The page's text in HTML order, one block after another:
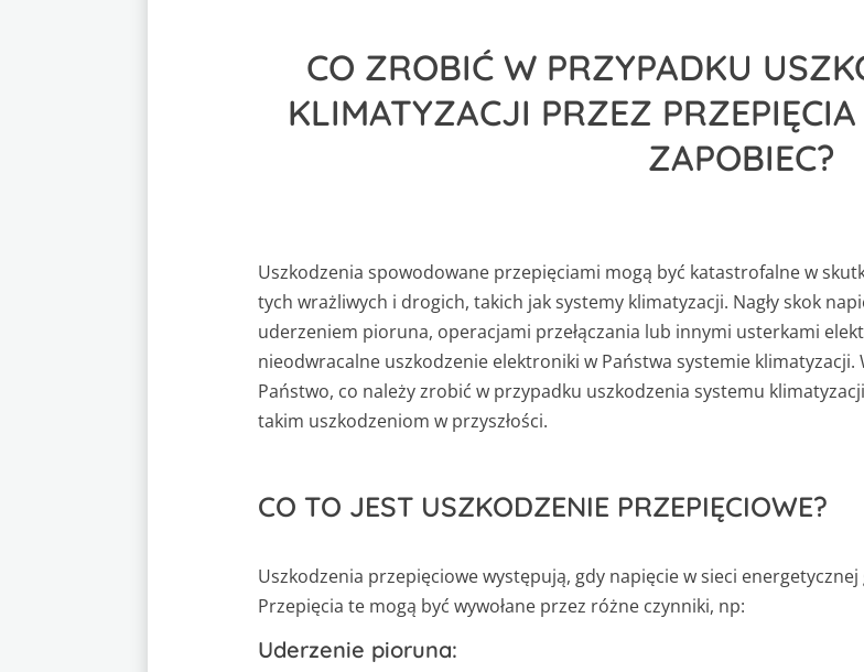
CO ZROBIĆ W PRZYPADKU
KLIMATYZACJI PRZEZ
ZAPOBIEC?
Uszkodzenia spowodowane przepięciami mogą być katastrofalne w
tych wrażliwych i drogich, takich jak systemy klimatyzacji. Nagły skok
uderzeniem pioruna, operacjami przełączania lub innymi usterkami
nieodwracalne uszkodzenie elektroniki w Państwa systemie
Państwo, co należy zrobić w przypadku uszkodzenia systemu
takim uszkodzeniom w przyszłości.
CO TO JEST USZKODZENIE PRZEPIĘCIOWE?
Uszkodzenia przepięciowe występują, gdy napięcie w sieci
Przepięcia te mogą być wywołane przez różne czynniki, np:
Uderzenie pioruna: